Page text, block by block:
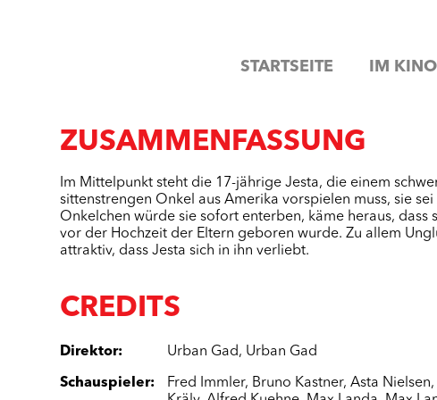
STARTSEITE IM KINO
ZUSAMMENFASSUNG
Im Mittelpunkt steht die 17-jährige Jesta, die einem
sittenstrengen Onkel aus Amerika vorspielen muss, sie sei
Onkelchen würde sie sofort enterben, käme heraus, dass
vor der Hochzeit der Eltern geboren wurde. Zu allem
attraktiv, dass Jesta sich in ihn verliebt.
CREDITS
Direktor: Urban Gad, Urban Gad
Schauspieler: Fred Immler, Bruno Kastner,Asta Nielsen